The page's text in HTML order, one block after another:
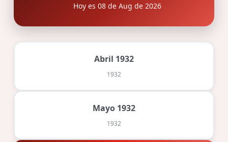
Hoy es 08 de Aug de 2026
Abril 1932
1932
Mayo 1932
1932